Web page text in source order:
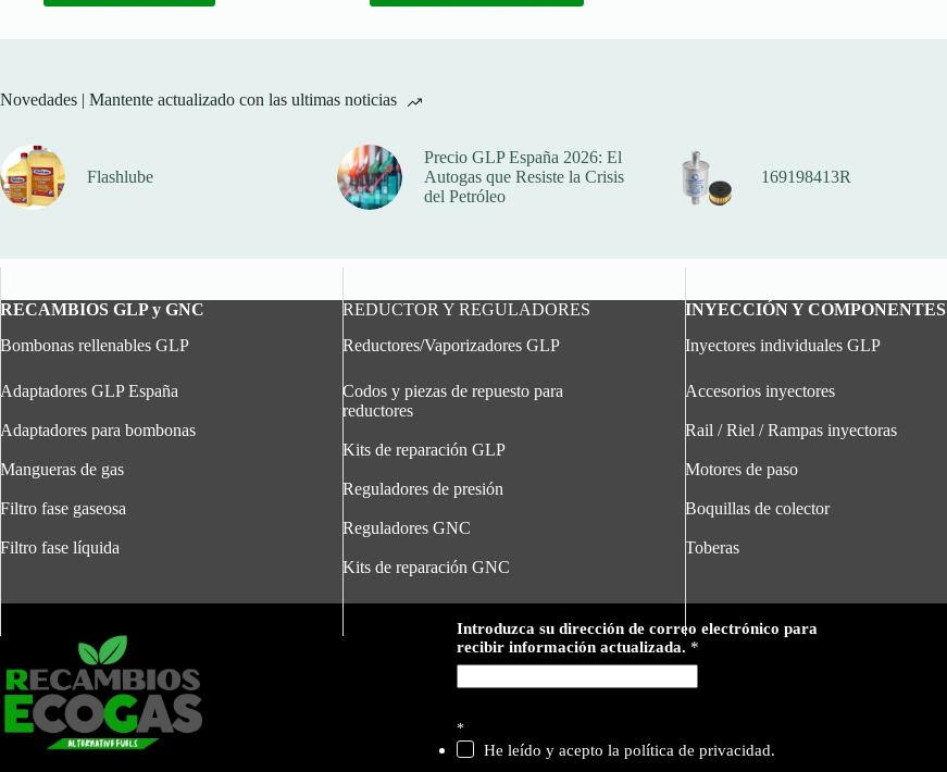
Novedades | Mantente actualizado con las ultimas noticias
Flashlube
Precio GLP España 2026: El
Autogas que Resiste la Crisis
del Petróleo
169198413R
RECAMBIOS GLP y GNC
Bombonas rellenables GLP
Adaptadores GLP España
Adaptadores para bombonas
Mangueras de gas
Filtro fase gaseosa
Filtro fase líquida
REDUCTOR Y REGULADORES
Reductores/Vaporizadores GLP
Codos y piezas de repuesto para
reductores
Kits de reparación GLP
Reguladores de presión
Reguladores GNC
Kits de reparación GNC
INYECCIÓN Y COMPONENTES
Inyectores individuales GLP
Accesorios inyectores
Rail / Riel / Rampas inyectoras
Motores de paso
Boquillas de colector
Toberas
o
r
r
e
s
u
Introduzca su dirección de correo electrónico para
recibir información actualizada. *
*
He leído y acepto la política de privacidad.